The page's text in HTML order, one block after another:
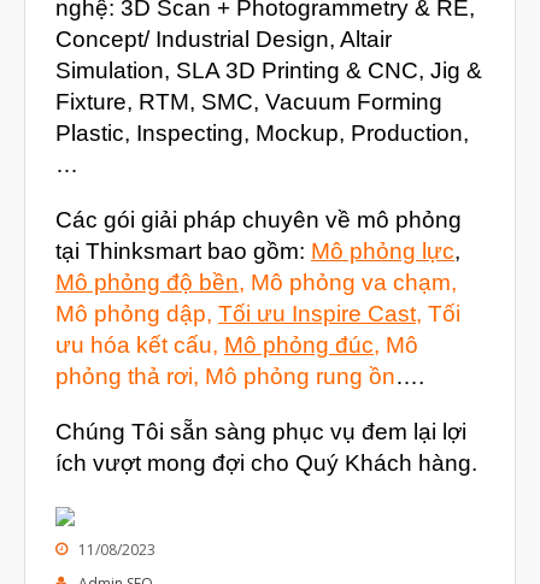
Tháng Tư 2020
Tháng Ba 2020
Tháng Hai 2020
Tháng Một 2020
Tháng Mười Một 2019
Tháng Mười 2019
Tháng Chín 2019
Tháng Tám 2019
Tháng Bảy 2019
Tháng Năm 2019
nghệ: 3D Scan + Photogrammetry & RE,
Concept/ Industrial Design, Altair
Simulation, SLA 3D Printing & CNC, Jig &
Fixture, RTM, SMC, Vacuum Forming
Plastic, Inspecting, Mockup, Production,
…
Các gói giải pháp chuyên về mô phỏng
tại Thinksmart bao gồm: Mô phỏng lực,
Mô phỏng độ bền, Mô phỏng va chạm,
Mô phỏng dập, Tối ưu Inspire Cast, Tối
ưu hóa kết cấu, Mô phỏng đúc, Mô
phỏng thả rơi, Mô phỏng rung ồn….
Chúng Tôi sẵn sàng phục vụ đem lại lợi
ích vượt mong đợi cho Quý Khách hàng.
11/08/2023